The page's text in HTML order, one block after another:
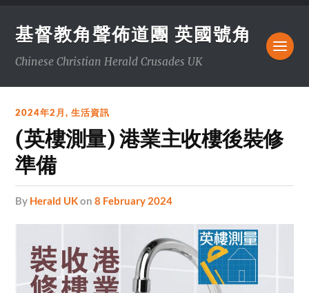
基督教角聲佈道團 英國號角
Chinese Christian Herald Crusades UK
2024年2月,生活資訊
(英樓測量) 港業主收樓後裝修
準備
by Herald UKon8 February 2024